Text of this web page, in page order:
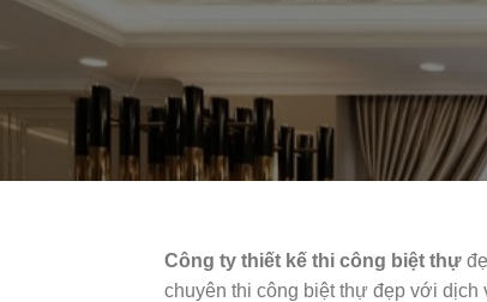
Công ty thiết kế thi công biệt thự
chuyên thi công biệt thự đẹp với dịch